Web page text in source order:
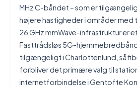
MHz C-båndet – som er
højere hastigheder i områder
26 GHz mmWave-infrastruktur er
Fasttrådsløs 5G-
tilgængeligt i Charlottenlund, så
forbliver det primære valg til
internetforbindelse i Gentofte